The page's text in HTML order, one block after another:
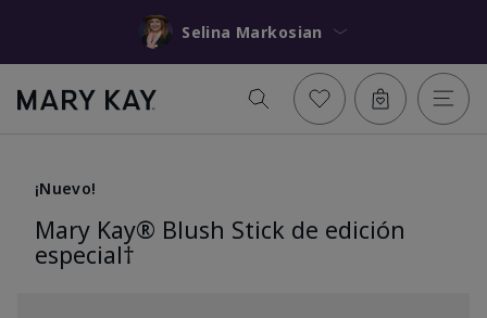
Selina Markosian
¡Nuevo!
Mary Kay® Blush Stick de edición
especial†